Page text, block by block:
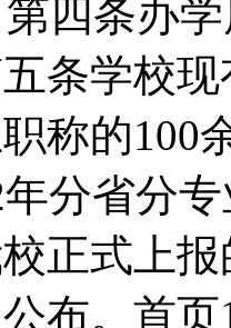
条办学
学校现
职称的
分省分
正式上
布。首